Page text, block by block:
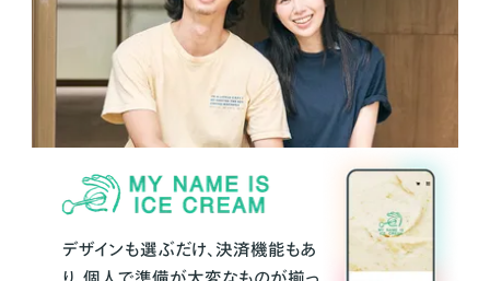
デザインも選ぶだけ、決済機能もあ